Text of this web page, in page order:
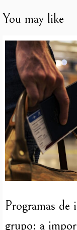
You may like
Programas de
grupo: a